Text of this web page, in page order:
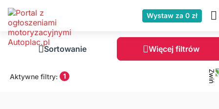
Wystaw za 0 zł
Sortowanie Więcej filtrów
Aktywne filtry: 1